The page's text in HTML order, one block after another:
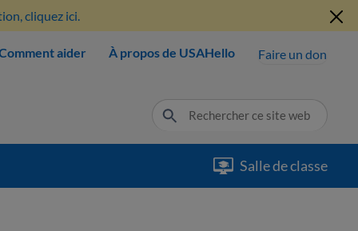
cliquez ici.
aider À propos de USAHello Faire un don
Salle de classe